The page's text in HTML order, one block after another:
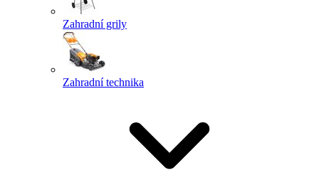
Zahradní grily
Zahradní technika